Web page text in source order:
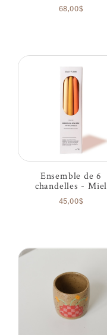
68,00$
Ensemble de 6
chandelles - Miel
45,00$